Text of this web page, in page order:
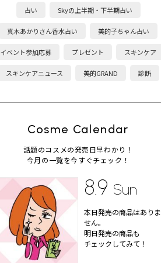
占い Skyの上半期・下半期占い
真木あかりさん香水占い 美的子ちゃん占い
イベント参加応募 プレゼント スキンケア
スキンケアニュース 美的GRAND 診断
Cosme Calendar
話題のコスメの発売日早わかり！
今月の一覧を今すぐチェック！
8.9 Sun
本日発売の商品はありま
せん。
明日発売の商品も
チェックしてみて！